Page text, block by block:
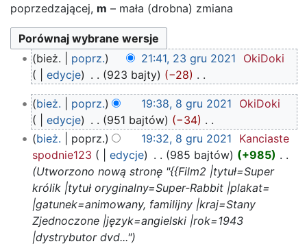
poprzedzającej, m – mała (drobna) zmiana
23
2021
bież. poprz. 21:41, 23 gru 2021
OkiDoki
edycje
923 bajty −28
i
e
p
o
d
a
n
o
o
2021
bież. poprz. 19:38, 8 gru 2021
OkiDoki
edycje
951 bajtów −34
N
i
e
p
o
d
a
bież. poprz. 19:32, 8 gru 2021
Kanciaste
spodnie123
edycje 985 bajtów +985
Utworzono nową stronę "{{Film2 |tytuł=Super
królik |tytuł oryginalny=Super-Rabbit |plakat=
|gatunek=animowany, familijny |kraj=Stany
Zjednoczone |język=angielski |rok=1943
|dystrybutor dvd..."